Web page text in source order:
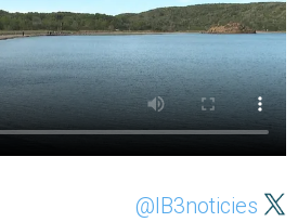
@IB3noticies